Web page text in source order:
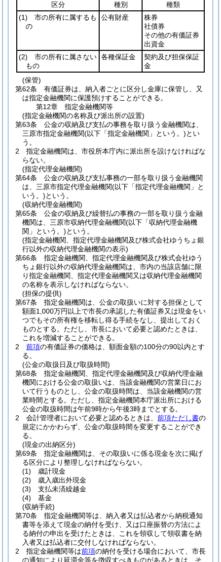
区分 種別
種類
(1) 市の所有に属するも
の
公有財産
株券
社債券
その他の有価証券
出資金
(2) 市の所有に属さない
もの
各種保証金
契約及び担保保証
金
(保管)
第62条
有価証券は、納入者ごとに区分し金庫に保管し、又
は指定金融機関に保護預けすることができる。
第12章
指定金融機関等
(指定金融機関の名称及び派出所の設置)
第63条
公金の収納及び支払の事務を取り扱う金融機関は、
三原市指定金融機関(以下「指定金融機関」という。)とい
う。
2
指定金融機関は、市役所本庁内に派出所を設けなければな
らない。
(指定代理金融機関)
第64条
公金の収納及び支払事務の一部を取り扱う金融機関
は、三原市指定代理金融機関(以下「指定代理金融機関」と
いう。)という。
(収納代理金融機関)
第65条
公金の収納及び繰替払の事務の一部を取り扱う金融
機関は、三原市収納代理金融機関(以下「収納代理金融機
関」という。)という。
(指定金融機関、指定代理金融機関及び株式会社ゆうちょ銀
行以外の収納代理金融機関の表示)
第66条
指定金融機関、指定代理金融機関及び株式会社ゆう
ちょ銀行以外の収納代理金融機関は、市内の当該店舗に限
り指定金融機関、指定代理金融機関又は収納代理金融機関
の名称を表示しなければならない。
(担保の提供)
第67条
指定金融機関は、公金の取扱いに対する担保として
額面1,000万円以上で市長の承認した有価証券又は現金をい
つでもその所有権を移転し得る手続をなし、提出しておく
ものとする。 ただし、市長において必要と認めたときは、
これを増減することができる。
2
前項の有価証券の価格は、額面金額の100分の90以内とす
る。
(公金の取扱日及び取扱時間)
第68条
指定金融機関、指定代理金融機関及び収納代理金融
機関における公金の取扱いは、当該金融機関の営業日にお
いて行うものとし、公金の取扱時間は、当該金融機関の営
業時間とする。 ただし、指定金融機関本庁派出所における
公金の取扱時間は午前9時から午後3時までとする。
2
会計管理者において必要と認めるときは、 前項ただし書の
規定にかかわらず、公金の取扱時間を変更することができ
る。
(現金の出納区分)
第69条
指定金融機関は、その取扱いに係る現金を次に掲げ
る区分により整理しなければならない。
(1)
歳計現金
(2)
歳入歳出外現金
(3)
支払未済繰越金
(4)
基金
(収納手続)
第70条
指定金融機関等は、納入者又は払込者から納税通知
書等を添えて現金の納付を受け、又は口座振替の方法によ
る納付の申出を受けたときは、これを領収して領収書を納
入者又は払込者に交付しなければならない。
2
指定金融機関等は前項の納付を受ける場合において、市長
の通知により延滞金等を徴収すべきものがあるときは、そ